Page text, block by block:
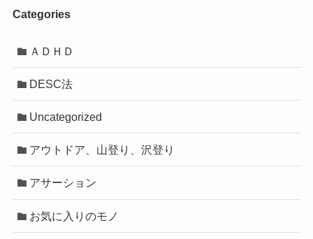
Categories
ＡＤＨＤ
DESC法
Uncategorized
アウトドア、山登り、沢登り
アサーション
お気に入りのモノ